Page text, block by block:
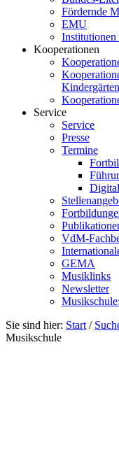
Fördernde
EMU
Institutionen
Kooperationen
Kindergärten
Service
Service
Presse
Termine
VdM-
GEMA
Musiklinks
Newsletter
Sie sind hier: Start /
Musikschule